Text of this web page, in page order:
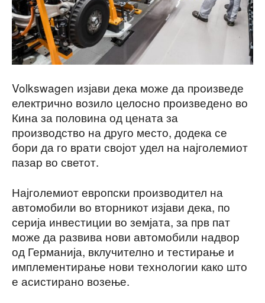
Volkswagen изјави дека може да произведе
електрично возило целосно произведено во
Кина за половина од цената за
производство на друго место, додека се
бори да го врати својот удел на најголемиот
пазар во светот.
Најголемиот европски производител на
автомобили во вторникот изјави дека, по
серија инвестиции во земјата, за прв пат
може да развива нови автомобили надвор
од Германија, вклучително и тестирање и
имплементирање нови технологии како што
е асистирано возење.